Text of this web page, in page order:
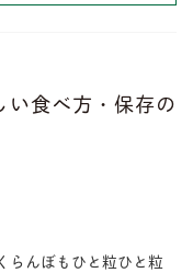
い食べ方・保存の
らんぼもひと粒ひと粒